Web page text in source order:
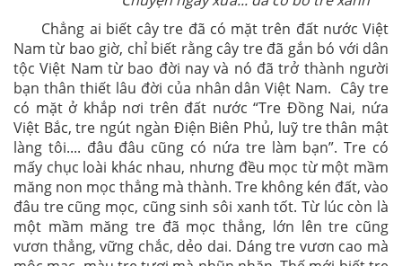
Chẳng ai biết cây tre đã có mặt trên đất nước Việt
Nam từ bao giờ, chỉ biết rằng cây tre đã gắn bó với dân
tộc Việt Nam từ bao đời nay và nó đã trở thành người
bạn thân thiết lâu đời của nhân dân Việt Nam. Cây tre
có mặt ở khắp nơi trên đất nước “Tre Đồng Nai, nứa
Việt Bắc, tre ngút ngàn Điện Biên Phủ, luỹ tre thân mật
làng tôi.... đâu đâu cũng có nứa tre làm bạn”. Tre có
mấy chục loài khác nhau, nhưng đều mọc từ một mầm
măng non mọc thẳng mà thành. Tre không kén đất, vào
đâu tre cũng mọc, cũng sinh sôi xanh tốt. Từ lúc còn là
một mầm măng tre đã mọc thẳng, lớn lên tre cũng
vươn thẳng, vững chắc, dẻo dai. Dáng tre vươn cao mà